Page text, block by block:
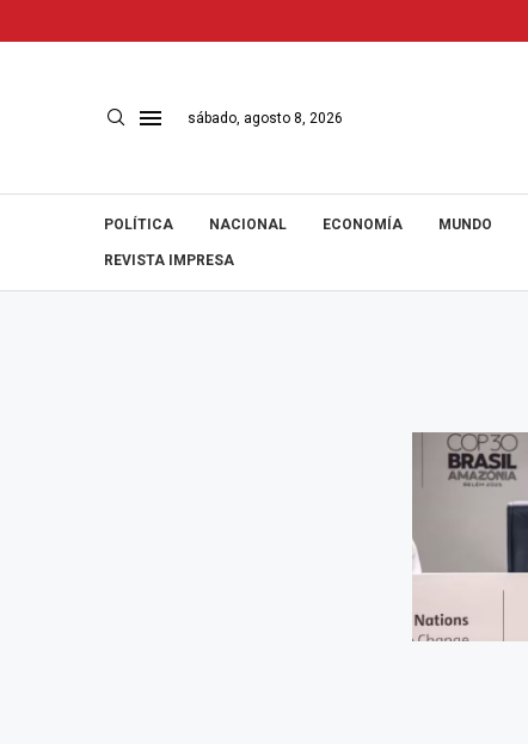
sábado, agosto 8, 2026
POLÍTICA NACIONAL ECONOMÍA MUNDO
REVISTA IMPRESA